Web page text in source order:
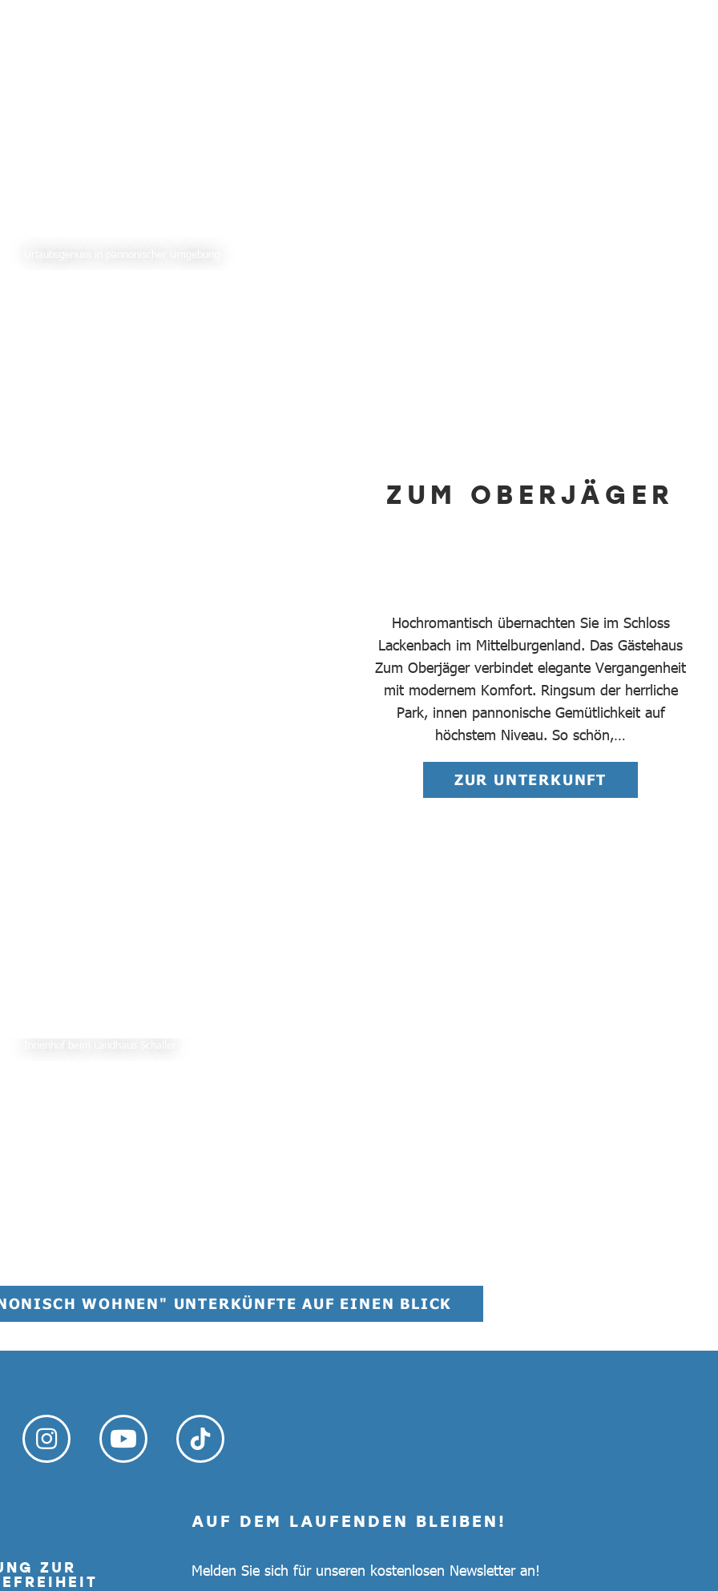
ZUM OBERJÄGER
Hochromantisch übernachten Sie im Schloss
Lackenbach im Mittelburgenland. Das Gästehaus
Zum Oberjäger verbindet elegante Vergangenheit
mit modernem Komfort. Ringsum der herrliche
Park, innen pannonische Gemütlichkeit auf
höchstem Niveau. So schön,…
ZUR UNTERKUNFT
WOHNEN" UNTERKÜNFTE AUF EINEN BLICK
ZUR
AUF DEM LAUFENDEN BLEIBEN!
Melden Sie sich für unseren kostenlosen Newsletter an!